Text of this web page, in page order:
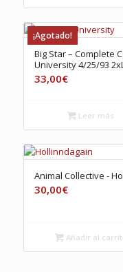
¡Agotado!
Big Star – Complete
University 4/25/93
33,00€
Leer más
Animal Collective ‎-
30,00€
Añadir al